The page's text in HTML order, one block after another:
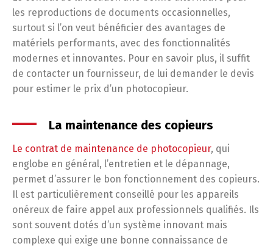
les reproductions de documents occasionnelles,
surtout si l’on veut bénéficier des avantages de
matériels performants, avec des fonctionnalités
modernes et innovantes. Pour en savoir plus, il suffit
de contacter un fournisseur, de lui demander le devis
pour estimer le prix d’un photocopieur.
La maintenance des copieurs
Le contrat de maintenance de photocopieur, qui
englobe en général, l’entretien et le dépannage,
permet d’assurer le bon fonctionnement des copieurs.
Il est particulièrement conseillé pour les appareils
onéreux de faire appel aux professionnels qualifiés. Ils
sont souvent dotés d’un système innovant mais
complexe qui exige une bonne connaissance de